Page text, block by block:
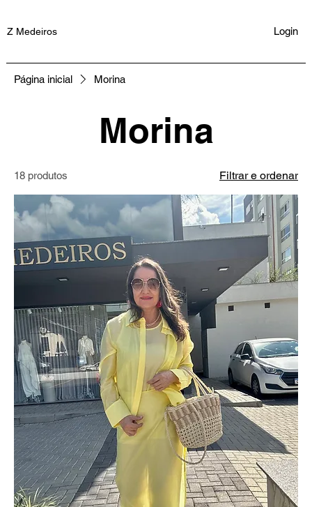
Z Medeiros Login
Página inicial Morina
Morina
18 produtos Filtrar e ordenar